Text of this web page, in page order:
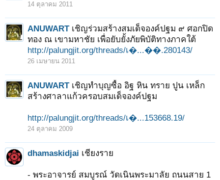
14 ตุลาคม 2011
ANUWART เชิญร่วมสร้างสมเด็จองค์ปฐม ๙ ศอกปิด
ทอง ณ เขามหาชัย เพื่อยับยั้งภัยพิบัติทางภาคใต้
http://palungjit.org/threads/เ�...��.280143/
26 เมษายน 2011
ANUWART เชิญทำบุญซื้อ อิฐ หิน ทราย ปูน เหล็ก
สร้างศาลาแก้วครอบสมเด็จองค์ปฐม
http://palungjit.org/threads/เ�...153668.19/
24 ตุลาคม 2009
dhamaskidjai เชียงราย
- พระอาจารย์ สมบูรณ์ วัดเนินพระมาลัย ถนนสาย 1